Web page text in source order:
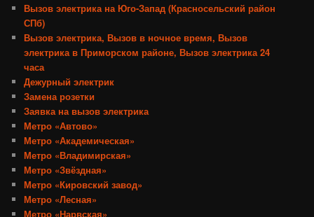
Вызов электрика на Юго-Запад (Красносельский район
СПб)
Вызов электрика, Вызов в ночное время, Вызов
электрика в Приморском районе, Вызов электрика 24
часа
Дежурный электрик
Замена розетки
Заявка на вызов электрика
Метро «Автово»
Метро «Академическая»
Метро «Владимирская»
Метро «Звёздная»
Метро «Кировский завод»
Метро «Лесная»
Метро «Нарвская»